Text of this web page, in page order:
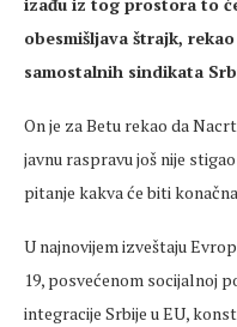
izađu iz tog prostora to
obesmišljava štrajk,
samostalnih sindikata
On je za Betu rekao da
javnu raspravu još nije
pitanje kakva će biti
U najnovijem izveštaju
19, posvećenom socijalnoj
integracije Srbije u EU,